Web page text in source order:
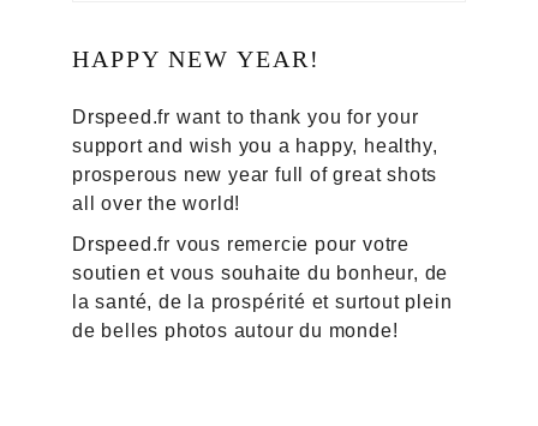
HAPPY NEW YEAR!
Drspeed.fr want to thank you for your
support and wish you a happy, healthy,
prosperous new year full of great shots
all over the world!
Drspeed.fr vous remercie pour votre
soutien et vous souhaite du bonheur, de
la santé, de la prospérité et surtout plein
de belles photos autour du monde!